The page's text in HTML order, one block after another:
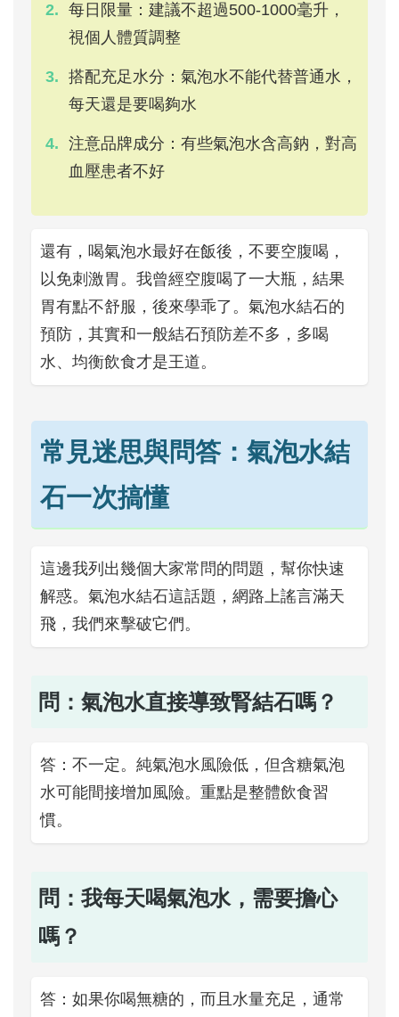
每日限量：建議不超過500-1000毫升，
視個人體質調整
搭配充足水分：氣泡水不能代替普通水，
每天還是要喝夠水
注意品牌成分：有些氣泡水含高鈉，對高
血壓患者不好
還有，喝氣泡水最好在飯後，不要空腹喝，
以免刺激胃。我曾經空腹喝了一大瓶，結果
胃有點不舒服，後來學乖了。氣泡水結石的
預防，其實和一般結石預防差不多，多喝
水、均衡飲食才是王道。
常見迷思與問答：氣泡水結
石一次搞懂
這邊我列出幾個大家常問的問題，幫你快速
解惑。氣泡水結石這話題，網路上謠言滿天
飛，我們來擊破它們。
問：氣泡水直接導致腎結石嗎？
答：不一定。純氣泡水風險低，但含糖氣泡
水可能間接增加風險。重點是整體飲食習
慣。
問：我每天喝氣泡水，需要擔心
嗎？
答：如果你喝無糖的，而且水量充足，通常